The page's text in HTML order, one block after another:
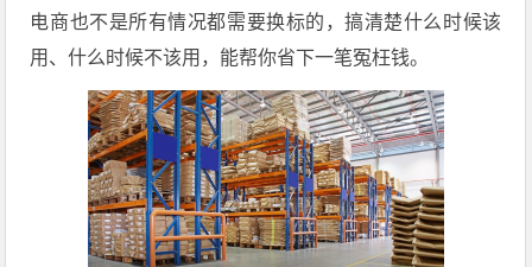
电商也不是所有情况都需要换标的，搞清楚什么时候该
用、什么时候不该用，能帮你省下一笔冤枉钱。